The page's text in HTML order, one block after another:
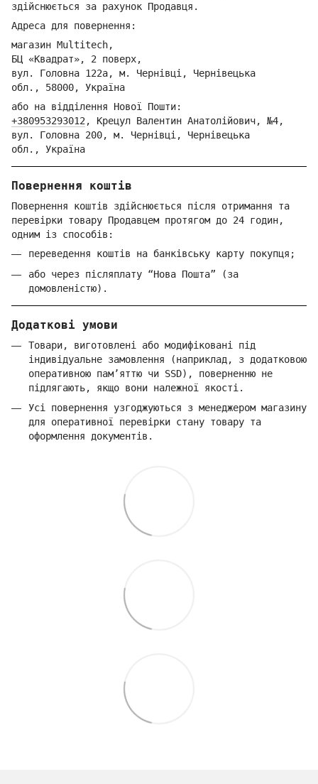
здійснюється за рахунок Продавця.
Адреса для повернення:
магазин Multitech,
БЦ «Квадрат», 2 поверх,
вул. Головна 122а, м. Чернівці, Чернівецька
обл., 58000, Україна
або на відділення Нової Пошти:
+380953293012, Крецул Валентин Анатолійович, №4,
вул. Головна 200, м. Чернівці, Чернівецька
обл., Україна
Повернення коштів
Повернення коштів здійснюється після отримання та
перевірки товару Продавцем протягом до 24 годин,
одним із способів:
переведення коштів на банківську карту покупця;
або через післяплату “Нова Пошта” (за
домовленістю).
Додаткові умови
Товари, виготовлені або модифіковані під
індивідуальне замовлення (наприклад, з додатковою
оперативною пам’яттю чи SSD), поверненню не
підлягають, якщо вони належної якості.
Усі повернення узгоджуються з менеджером магазину
для оперативної перевірки стану товару та
оформлення документів.